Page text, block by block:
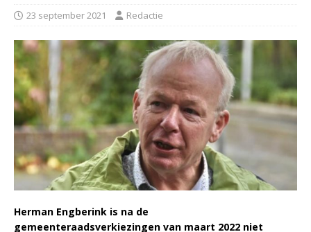
23 september 2021 Redactie
Herman Engberink is na de
gemeenteraadsverkiezingen van maart 2022 niet